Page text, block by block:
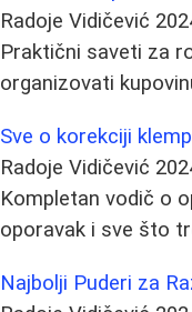
Radoje Vidičević
Praktični saveti za
organizovati
Sve o korekciji
Radoje Vidičević
Kompletan vodič o
oporavak i sve što
Najbolji Puderi za